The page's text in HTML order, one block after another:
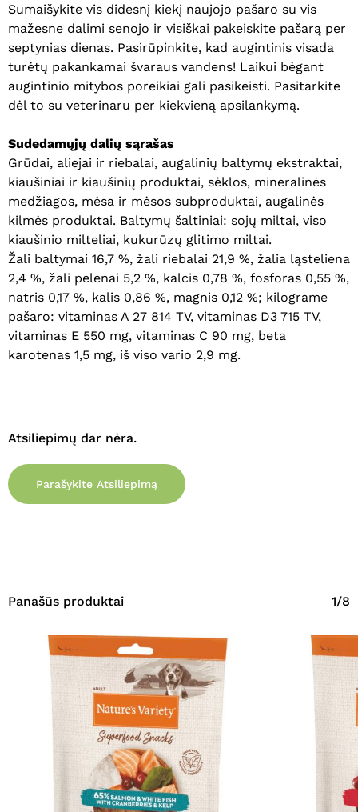
Krepšelyje nėra produktų.
Eiti Į Parduotuvę
Sumaišykite vis didesnį kiekį naujojo pašaro su vis
mažesne dalimi senojo ir visiškai pakeiskite pašarą per
septynias dienas. Pasirūpinkite, kad augintinis visada
turėtų pakankamai švaraus vandens! Laikui bėgant
augintinio mitybos poreikiai gali pasikeisti. Pasitarkite
dėl to su veterinaru per kiekvieną apsilankymą.
Sudedamųjų dalių sąrašas
Grūdai, aliejai ir riebalai, augalinių baltymų ekstraktai,
kiaušiniai ir kiaušinių produktai, sėklos, mineralinės
medžiagos, mėsa ir mėsos subproduktai, augalinės
kilmės produktai. Baltymų šaltiniai: sojų miltai, viso
kiaušinio milteliai, kukurūzų glitimo miltai.
Žali baltymai 16,7 %, žali riebalai 21,9 %, žalia ląsteliena
2,4 %, žali pelenai 5,2 %, kalcis 0,78 %, fosforas 0,55 %,
natris 0,17 %, kalis 0,86 %, magnis 0,12 %; kilograme
pašaro: vitaminas A 27 814 TV, vitaminas D3 715 TV,
vitaminas E 550 mg, vitaminas C 90 mg, beta
karotenas 1,5 mg, iš viso vario 2,9 mg.
Atsiliepimų dar nėra.
Parašykite Atsiliepimą
Panašūs produktai 1/8